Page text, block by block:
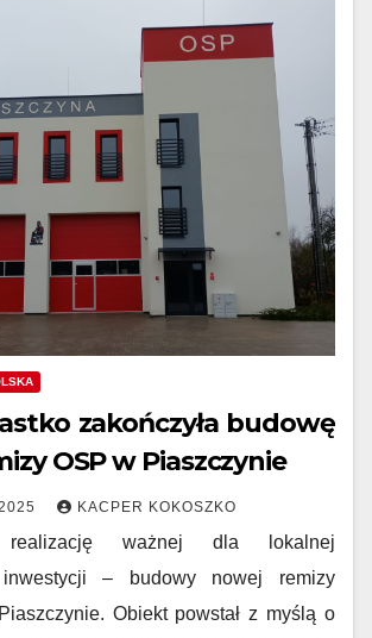
zakończyła budowę
OSP w Piaszczynie
KACPER KOKOSZKO
realizację ważnej dla lokalnej
inwestycji – budowy nowej remizy
Obiekt powstał z myślą o